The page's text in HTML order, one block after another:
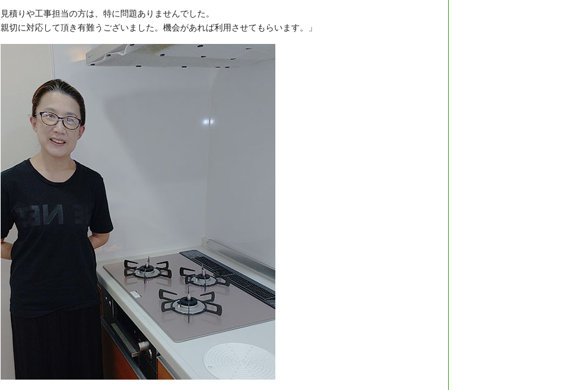
見積りや工事担当の方は、特に問題ありませんでした。
親切に対応して頂き有難うございました。機会があれば利用させてもらいます。」